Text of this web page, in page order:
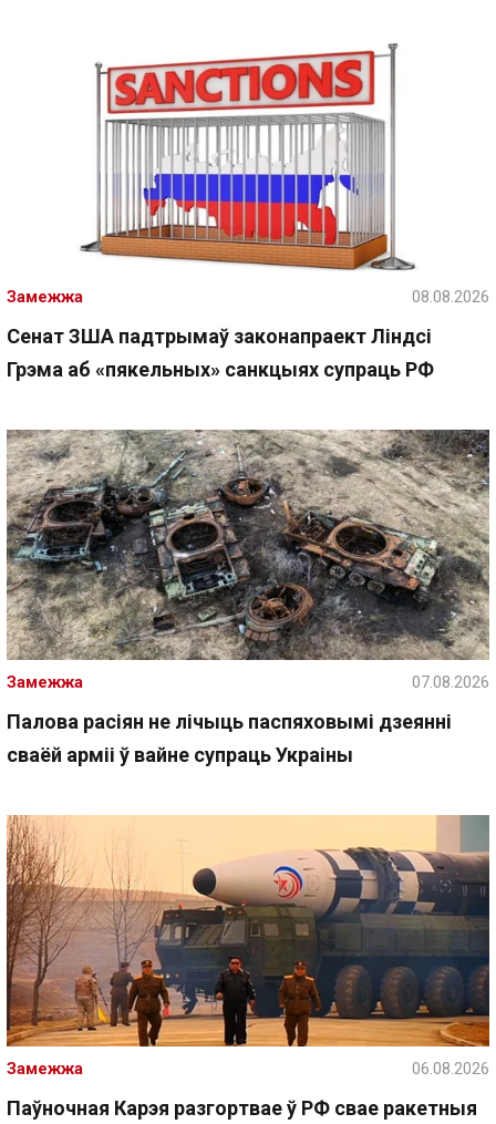
Сенат ЗША падтрымаў законапраект Ліндсі
Грэма аб «пякельных» санкцыях супраць РФ
Замежжа 08.08.2026
Палова расіян не лічыць паспяховымі дзеянні
сваёй арміі ў вайне супраць Украіны
Замежжа 07.08.2026
Паўночная Карэя разгортвае ў РФ свае ракетныя
Замежжа 06.08.2026